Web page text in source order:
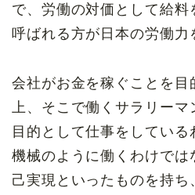
で、労働の対価として給料
呼ばれる方が日本の労働力
会社がお金を稼ぐことを目
上、そこで働くサラリーマ
目的として仕事をしてい
機械のように働くわけでは
己実現といったものを持ち